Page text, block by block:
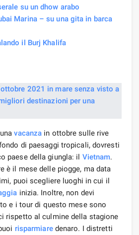
su un dhow arabo
Marina – su una gita in barca
il Burj Khalifa
vacanza in ottobre sulle rive
di paesaggi tropicali, dovresti
paese della giungla: il Vietnam.
è il mese delle piogge, ma data
puoi scegliere luoghi in cui il
inizia. Inoltre, non devi
e i tour di questo mese sono
rispetto al culmine della stagione
risparmiaredenaro. I distretti